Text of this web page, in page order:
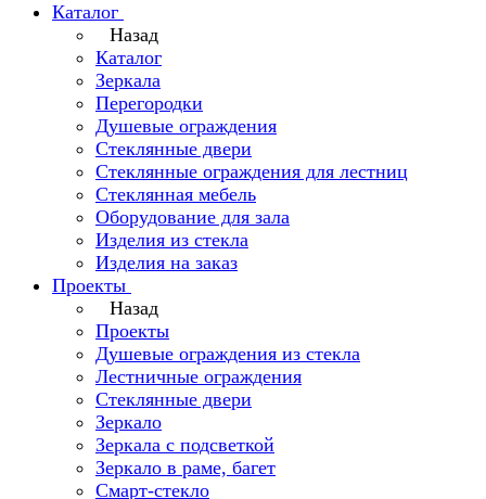
Каталог
Назад
Каталог
Зеркала
Перегородки
Душевые ограждения
Стеклянные двери
Стеклянные ограждения для лестниц
Стеклянная мебель
Оборудование для зала
Изделия из стекла
Изделия на заказ
Проекты
Назад
Проекты
Душевые ограждения из стекла
Лестничные ограждения
Стеклянные двери
Зеркало
Зеркала с подсветкой
Зеркало в раме, багет
Смарт-стекло